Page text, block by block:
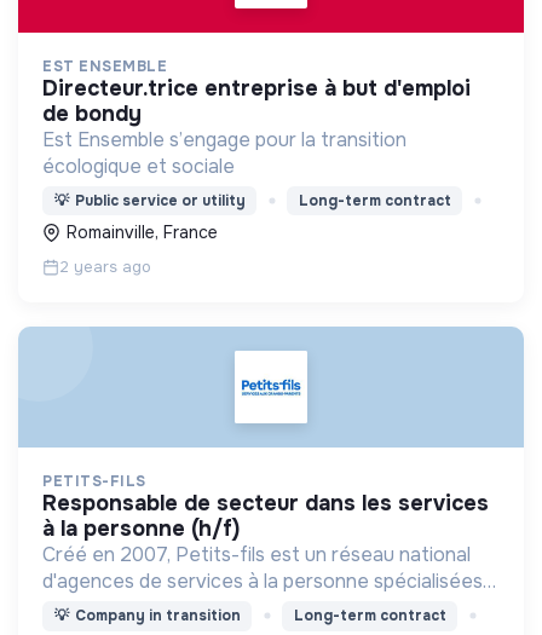
EST ENSEMBLE
directeur.trice entreprise à but d'emploi
de bondy
Est Ensemble s’engage pour la transition
écologique et sociale
💡 Public service or utility Long-term contract
Romainville, France
2 years ago
PETITS-FILS
responsable de secteur dans les services
à la personne (h/f)
Créé en 2007, Petits-fils est un réseau national
d'agences de services à la personne spécialisées
dans l'aide à domicile pour les personnes âgées.
💡 Company in transition Long-term contract